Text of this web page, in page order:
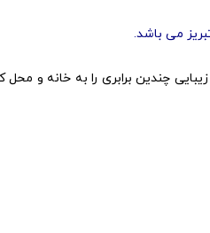
می باشد.
چندین برابری را به خانه و محل